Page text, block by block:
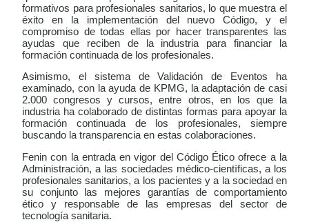
formativos para profesionales sanitarios, lo que muestra el
éxito en la implementación del nuevo Código, y el
compromiso de todas ellas por hacer transparentes las
ayudas que reciben de la industria para financiar la
formación continuada de los profesionales.
Asimismo, el sistema de Validación de Eventos ha
examinado, con la ayuda de KPMG, la adaptación de casi
2.000 congresos y cursos, entre otros, en los que la
industria ha colaborado de distintas formas para apoyar la
formación continuada de los profesionales, siempre
buscando la transparencia en estas colaboraciones.
Fenin con la entrada en vigor del Código Ético ofrece a la
Administración, a las sociedades médico-científicas, a los
profesionales sanitarios, a los pacientes y a la sociedad en
su conjunto las mejores garantías de comportamiento
ético y responsable de las empresas del sector de
tecnología sanitaria.